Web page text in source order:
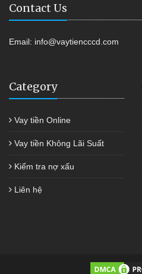
Contact Us
Email: info@vaytiencccd.com
Category
Vay tiền Online
Vay tiền Không Lãi Suất
Kiểm tra nợ xấu
Liên hệ